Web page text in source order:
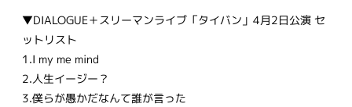
▼DIALOGUE＋スリーマンライブ「タイバン」4月2日公演 セ
ットリスト
1.I my me mind
2.人生イージー？
3.僕らが愚かだなんて誰が言った